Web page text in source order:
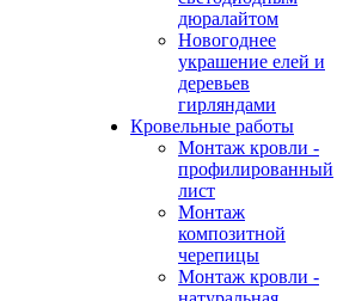
дюралайтом
Новогоднее
украшение елей и
деревьев
гирляндами
Кровельные работы
Монтаж кровли -
профилированный
лист
Монтаж
композитной
черепицы
Монтаж кровли -